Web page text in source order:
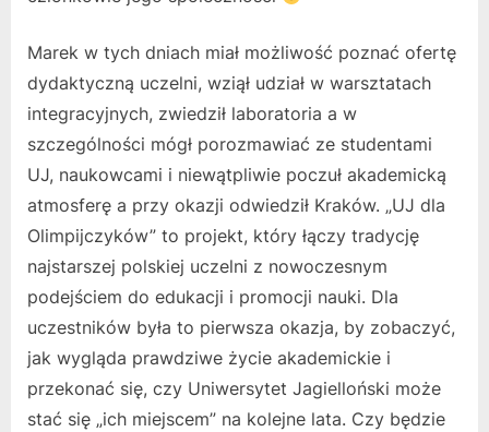
Marek w tych dniach miał możliwość poznać ofertę
dydaktyczną uczelni, wziął udział w warsztatach
integracyjnych, zwiedził laboratoria a w
szczególności mógł porozmawiać ze studentami
UJ, naukowcami i niewątpliwie poczuł akademicką
atmosferę a przy okazji odwiedził Kraków. „UJ dla
Olimpijczyków” to projekt, który łączy tradycję
najstarszej polskiej uczelni z nowoczesnym
podejściem do edukacji i promocji nauki. Dla
uczestników była to pierwsza okazja, by zobaczyć,
jak wygląda prawdziwe życie akademickie i
przekonać się, czy Uniwersytet Jagielloński może
stać się „ich miejscem” na kolejne lata. Czy będzie